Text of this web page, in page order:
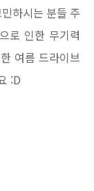
하시는 분들 주
로 인한 무기력
여름 드라이브
:D